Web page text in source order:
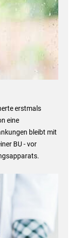
erstmals
eine
bleibt mit
BU - vor